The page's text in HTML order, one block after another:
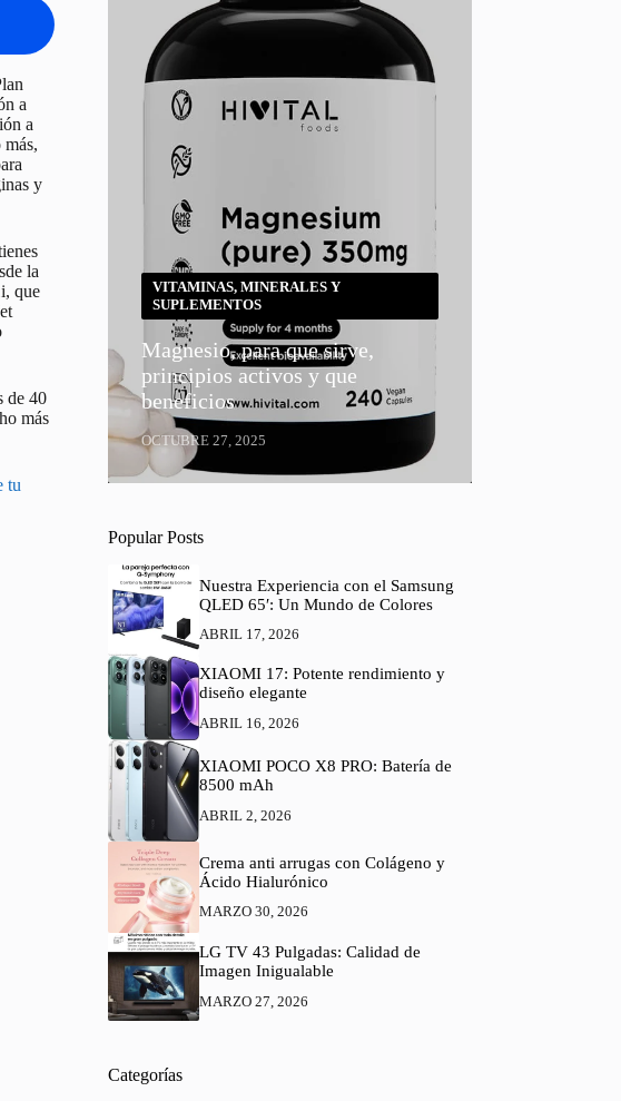
a
a
y
la
que
de 40
más
tu
VITAMINAS, MINERALES Y
SUPLEMENTOS
Magnesio, para que sirve,
principios activos y que
beneficios
OCTUBRE 27, 2025
Popular Posts
Nuestra Experiencia con el Samsung
QLED 65′: Un Mundo de Colores
ABRIL 17, 2026
XIAOMI 17: Potente rendimiento y
diseño elegante
ABRIL 16, 2026
XIAOMI POCO X8 PRO: Batería de
8500 mAh
ABRIL 2, 2026
Crema anti arrugas con Colágeno y
Ácido Hialurónico
MARZO 30, 2026
LG TV 43 Pulgadas: Calidad de
Imagen Inigualable
MARZO 27, 2026
Categorías